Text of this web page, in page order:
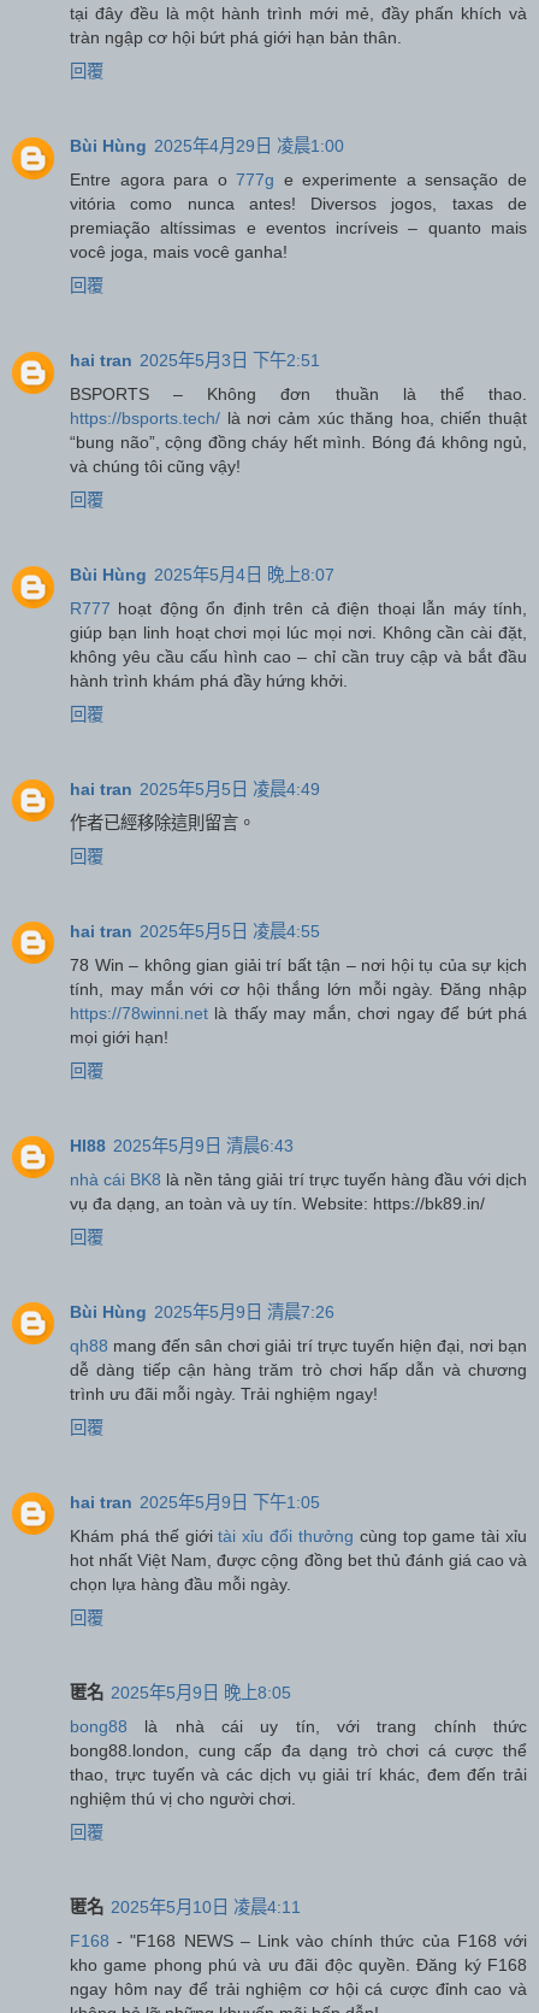
tại đây đều là một hành trình mới mẻ, đầy phấn khích và
tràn ngập cơ hội bứt phá giới hạn bản thân.
回覆
Bùi Hùng 2025年4月29日 凌晨1:00
Entre agora para o777g e experimente a sensação de
vitória como nunca antes! Diversos jogos, taxas de
premiação altíssimas e eventos incríveis – quanto mais
você joga, mais você ganha!
回覆
hai tran 2025年5月3日 下午2:51
BSPORTS – Không đơn thuần là thể thao.
https://bsports.tech/ là nơi cảm xúc thăng hoa, chiến thuật
“bung não”, cộng đồng cháy hết mình. Bóng đá không ngủ,
và chúng tôi cũng vậy!
回覆
Bùi Hùng 2025年5月4日 晚上8:07
R777 hoạt động ổn định trên cả điện thoại lẫn máy tính,
giúp bạn linh hoạt chơi mọi lúc mọi nơi. Không cần cài đặt,
không yêu cầu cấu hình cao – chỉ cần truy cập và bắt đầu
hành trình khám phá đầy hứng khởi.
回覆
hai tran 2025年5月5日 凌晨4:49
作者已經移除這則留言。
回覆
hai tran 2025年5月5日 凌晨4:55
78 Win – không gian giải trí bất tận – nơi hội tụ của sự kịch
tính, may mắn với cơ hội thắng lớn mỗi ngày. Đăng nhập
https://78winni.net là thấy may mắn, chơi ngay để bứt phá
mọi giới hạn!
回覆
HI88 2025年5月9日 清晨6:43
nhà cái BK8 là nền tảng giải trí trực tuyến hàng đầu với dịch
vụ đa dạng, an toàn và uy tín. Website: https://bk89.in/
回覆
Bùi Hùng 2025年5月9日 清晨7:26
qh88 mang đến sân chơi giải trí trực tuyến hiện đại, nơi bạn
dễ dàng tiếp cận hàng trăm trò chơi hấp dẫn và chương
trình ưu đãi mỗi ngày. Trải nghiệm ngay!
回覆
hai tran 2025年5月9日 下午1:05
Khám phá thế giớitài xỉu đổi thưởng cùng top game tài xỉu
hot nhất Việt Nam, được cộng đồng bet thủ đánh giá cao và
chọn lựa hàng đầu mỗi ngày.
回覆
匿名 2025年5月9日 晚上8:05
bong88 là nhà cái uy tín, với trang chính thức
bong88.london, cung cấp đa dạng trò chơi cá cược thể
thao, trực tuyến và các dịch vụ giải trí khác, đem đến trải
nghiệm thú vị cho người chơi.
回覆
匿名 2025年5月10日 凌晨4:11
F168 - "F168 NEWS – Link vào chính thức của F168 với
kho game phong phú và ưu đãi độc quyền. Đăng ký F168
ngay hôm nay để trải nghiệm cơ hội cá cược đỉnh cao và